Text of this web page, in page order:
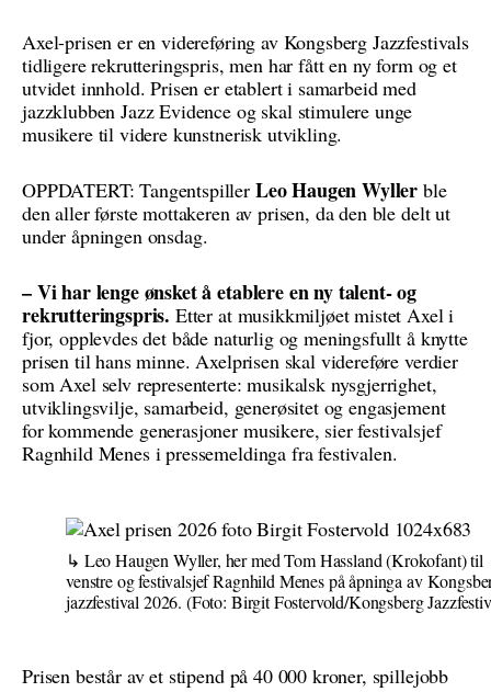
Axel-prisen er en videreføring av Kongsberg Jazzfestivals
tidligere rekrutteringspris, men har fått en ny form og et
utvidet innhold. Prisen er etablert i samarbeid med
jazzklubben Jazz Evidence og skal stimulere unge
musikere til videre kunstnerisk utvikling.
OPPDATERT: Tangentspiller Leo Haugen Wyller ble
den aller første mottakeren av prisen, da den ble delt ut
under åpningen onsdag.
– Vi har lenge ønsket å etablere en ny talent- og
rekrutteringspris. Etter at musikkmiljøet mistet Axel i
fjor, opplevdes det både naturlig og meningsfullt å knytte
prisen til hans minne. Axelprisen skal videreføre verdier
som Axel selv representerte: musikalsk nysgjerrighet,
utviklingsvilje, samarbeid, generøsitet og engasjement
for kommende generasjoner musikere, sier festivalsjef
Ragnhild Menes i pressemeldinga fra festivalen.
Leo Haugen Wyller, her med Tom Hassland (Krokofant) til
venstre og festivalsjef Ragnhild Menes på åpninga av
jazzfestival 2026. (Foto: Birgit Fostervold/Kongsberg
Prisen består av et stipend på 40 000 kroner, spillejobb